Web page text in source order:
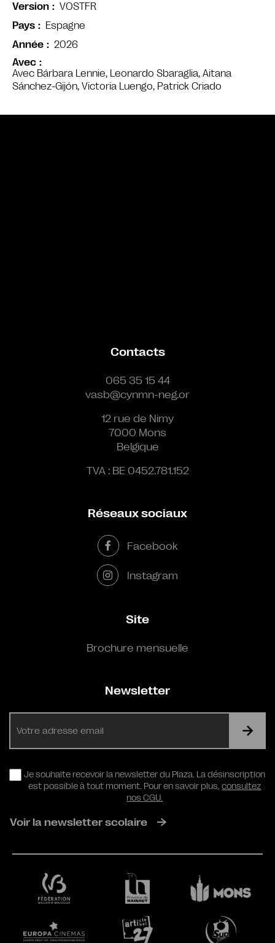
Avec
Avec Bárbara Lennie, Leonardo Sbaraglia, Aitana
Sánchez-Gijón, Victoria Luengo, Patrick Criado
Version
VOSTFR
Pays
Espagne
Année
2026
Contacts
065 35 15 44
vasb@cynmn-neg.or
12 rue de Nimy
7000 Mons
Belgique
TVA : BE 0452.781.152
Réseaux sociaux
Facebook
Instagram
Site
Brochure mensuelle
Newsletter
RGPD
Je souhaite recevoir la newsletter du Plaza. La désinscription
est possible à tout moment. Pour en savoir plus,consultez
nos CGU.
Voir la newsletter scolaire